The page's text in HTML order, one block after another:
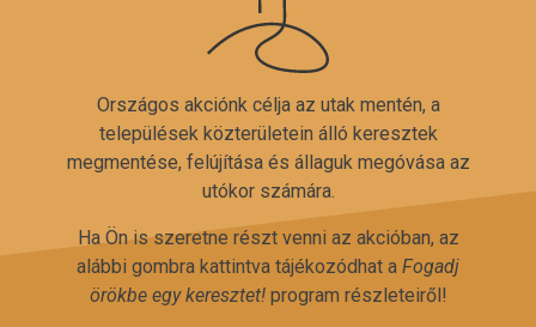
Országos akciónk célja az utak mentén, a
települések közterületein álló keresztek
megmentése, felújítása és állaguk megóvása az
utókor számára.
Ha Ön is szeretne részt venni az akcióban, az
alábbi gombra kattintva tájékozódhat a Fogadj
örökbe egy keresztet!program részleteiről!